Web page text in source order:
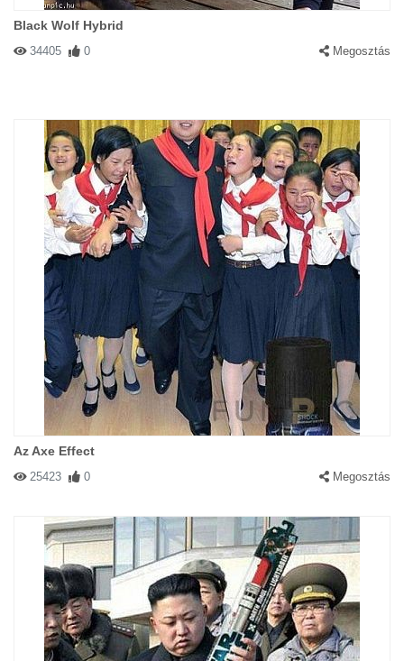
Black Wolf Hybrid
34405 0 Megosztás
Az Axe Effect
25423 0 Megosztás